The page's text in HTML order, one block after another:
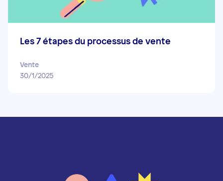
Les 7 étapes du processus de vente
Vente
30/1/2025